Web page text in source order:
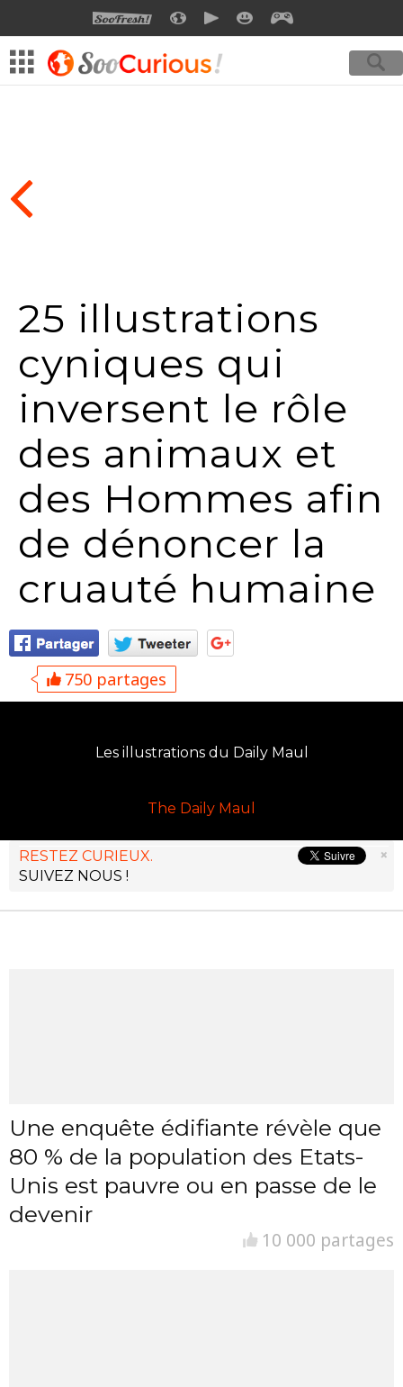
SOOFRESHSOOCURIOUSSOOMOTION
SOOSMILE
25 illustrations
cyniques qui
inversent le rôle
des animaux et
des Hommes afin
de dénoncer la
cruauté humaine
750 partages
Les illustrations du Daily Maul
The Daily Maul
×
RESTEZ CURIEUX.
SUIVEZ NOUS !
Une enquête édifiante révèle que
80 % de la population des Etats-
Unis est pauvre ou en passe de le
devenir
10 000 partages